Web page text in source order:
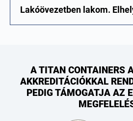
Lakóövezetben lakom.
A TITAN CONTAINERS
AKKREDITÁCIÓKKAL
PEDIG TÁMOGATJA AZ